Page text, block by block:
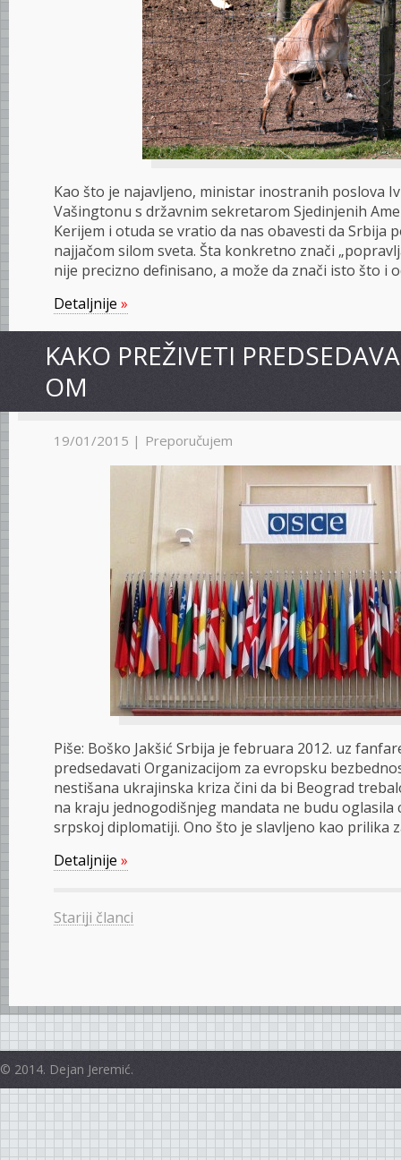
Kao što je najavljeno, ministar inostranih poslova
Vašingtonu s državnim sekretarom Sjedinjenih
Kerijem i otuda se vratio da nas obavesti da Srbija
najjačom silom sveta. Šta konkretno znači
nije precizno definisano, a može da znači isto što i
Detaljnije »
KAKO PREŽIVETI
OM
19/01/2015 | Preporučujem
Piše: Boško Jakšić Srbija je februara 2012. uz
predsedavati Organizacijom za evropsku
nestišana ukrajinska kriza čini da bi Beograd
na kraju jednogodišnjeg mandata ne budu oglasila
srpskoj diplomatiji. Ono što je slavljeno kao prilika
Detaljnije »
Stariji članci
© 2014. Dejan Jeremić.